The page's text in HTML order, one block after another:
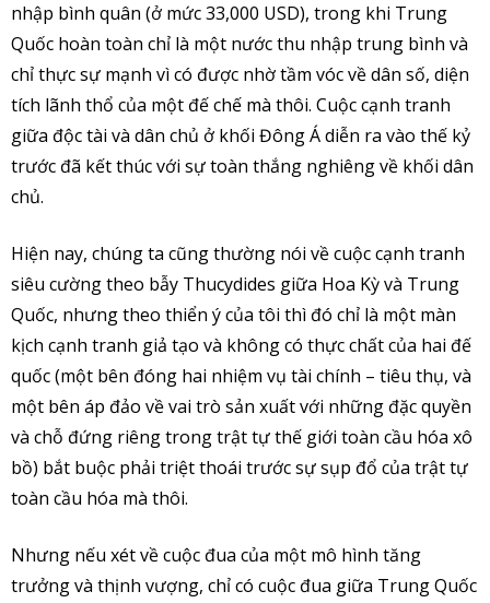
nhập bình quân (ở mức 33,000 USD), trong khi Trung
Quốc hoàn toàn chỉ là một nước thu nhập trung bình và
chỉ thực sự mạnh vì có được nhờ tầm vóc về dân số, diện
tích lãnh thổ của một đế chế mà thôi. Cuộc cạnh tranh
giữa độc tài và dân chủ ở khối Đông Á diễn ra vào thế kỷ
trước đã kết thúc với sự toàn thắng nghiêng về khối dân
chủ.
Hiện nay, chúng ta cũng thường nói về cuộc cạnh tranh
siêu cường theo bẫy Thucydides giữa Hoa Kỳ và Trung
Quốc, nhưng theo thiển ý của tôi thì đó chỉ là một màn
kịch cạnh tranh giả tạo và không có thực chất của hai đế
quốc (một bên đóng hai nhiệm vụ tài chính – tiêu thụ, và
một bên áp đảo về vai trò sản xuất với những đặc quyền
và chỗ đứng riêng trong trật tự thế giới toàn cầu hóa xô
bồ) bắt buộc phải triệt thoái trước sự sụp đổ của trật tự
toàn cầu hóa mà thôi.
Nhưng nếu xét về cuộc đua của một mô hình tăng
trưởng và thịnh vượng, chỉ có cuộc đua giữa Trung Quốc